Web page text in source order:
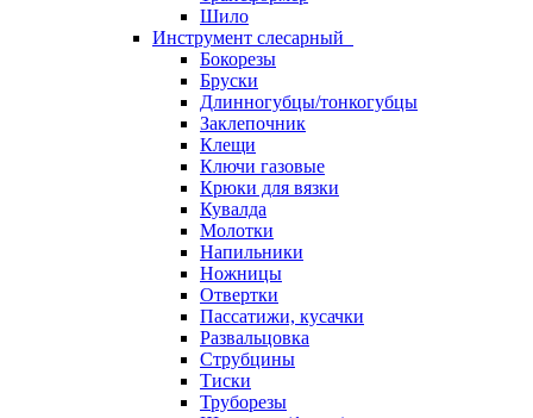
Шило
Инструмент слесарный
Бокорезы
Бруски
Длинногубцы/тонкогубцы
Заклепочник
Клещи
Ключи газовые
Крюки для вязки
Кувалда
Молотки
Напильники
Ножницы
Отвертки
Пассатижи, кусачки
Развальцовка
Струбцины
Тиски
Труборезы